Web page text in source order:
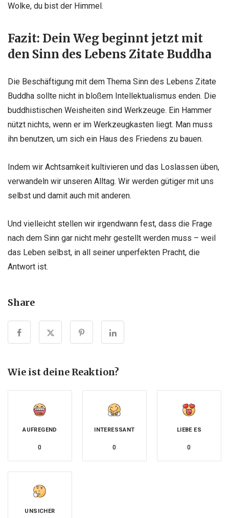
Wolke, du bist der Himmel.
Fazit: Dein Weg beginnt jetzt mit
den Sinn des Lebens Zitate Buddha
Die Beschäftigung mit dem Thema Sinn des Lebens Zitate
Buddha sollte nicht in bloßem Intellektualismus enden. Die
buddhistischen Weisheiten sind Werkzeuge. Ein Hammer
nützt nichts, wenn er im Werkzeugkasten liegt. Man muss
ihn benutzen, um sich ein Haus des Friedens zu bauen.
Indem wir Achtsamkeit kultivieren und das Loslassen üben,
verwandeln wir unseren Alltag. Wir werden gütiger mit uns
selbst und damit auch mit anderen.
Und vielleicht stellen wir irgendwann fest, dass die Frage
nach dem Sinn gar nicht mehr gestellt werden muss – weil
das Leben selbst, in all seiner unperfekten Pracht, die
Antwort ist.
Share
Wie ist deine Reaktion?
AUFREGEND
0
INTERESSANT
0
LIEBE ES
0
UNSICHER